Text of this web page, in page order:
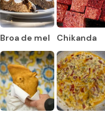
Broa de mel Chikanda